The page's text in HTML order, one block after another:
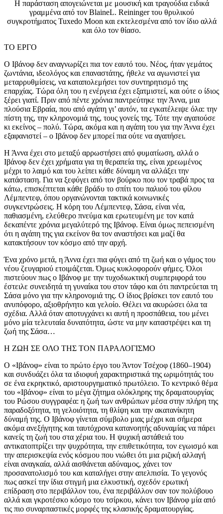
Η παράσταση απογειώνεται με μουσική και τραγούδια ειδικά
γραμμένα από τον BlaineL. Reininger του θρυλικού
συγκροτήματος Tuxedo Moon και εκτελεσμένα από τον ίδιο αλλά
και όλο τον θίασο.
ΤΟ ΕΡΓΟ
Ο Ιβάνοφ δεν αναγνωρίζει πια τον εαυτό του. Νέος, ήταν γεμάτος
ζωντάνια, ιδεολόγος και επαναστάτης, ήθελε να αγωνιστεί για
μεταρρυθμίσεις, να καταπολεμήσει τον συντηρητισμό της
επαρχίας. Τώρα όλη του η ενέργεια έχει εξατμιστεί, και ούτε ο ίδιος
ξέρει γιατί. Πριν από πέντε χρόνια παντρεύτηκε την Άννα, μια
πλούσια Εβραία, που από αγάπη γι’ αυτόν, τα εγκατέλειψε όλα: την
πίστη της, την κληρονομιά της, τους γονείς της. Τότε την αγαπούσε
κι εκείνος – πολύ. Τώρα, ακόμα και η αγάπη του για την Άννα έχει
εξαφανιστεί– ο Ιβάνοφ δεν μπορεί πια ούτε να αγαπήσει.
Η Άννα έχει στο μεταξύ αρρωστήσει από φυματίωση, αλλά ο
Ιβάνοφ δεν έχει χρήματα για τη θεραπεία της, είναι χρεωμένος
μέχρι το λαιμό και του λείπει κάθε δύναμη να αλλάξει την
κατάσταση. Για να ξεφύγει από τον βούρκο που τον τραβά προς τα
κάτω, επισκέπτεται κάθε βράδυ το σπίτι του παλιού του φίλου
Λέμπεντεφ, όπου οργανώνονται τακτικά κοινωνικές
συγκεντρώσεις. Η κόρη του Λέμπεντεφ, Σάσα, είναι νέα,
παθιασμένη, ελεύθερο πνεύμα και ερωτευμένη με τον κατά
δεκαπέντε χρόνια μεγαλύτερό της Ιβάνοφ. Είναι όμως πεπεισμένη
ότι η αγάπη της για εκείνον θα τον αναστήσει και μαζί θα
κατακτήσουν τον κόσμο από την αρχή.
Ένα χρόνο μετά, η Άννα έχει πια φύγει από τη ζωή και ο γάμος του
νέου ζευγαριού ετοιμάζεται. Όμως κυκλοφορούν φήμες. Όλοι
πιστεύουν πως ο Ιβάνοφ με την τυχοδιωκτική συμπεριφορά του
έστειλε συνειδητά τη γυναίκα του στον τάφο και ότι παντρεύεται τη
Σάσα μόνο για την κληρονομιά της. Ο ίδιος βρίσκει τον εαυτό του
ανυπόφορο, αξιοθρήνητο και γελοίο. Θέλει να ακυρώσει όλα τα
σχέδια. Αλλά όταν αποτυγχάνει κι αυτή η προσπάθεια, του μένει
μόνο μία τελευταία δυνατότητα, ώστε να μην καταστρέψει και τη
ζωή της Σάσα…
Η ΖΩΗ ΣΕ ΟΛΟ ΤΗΣ ΤΟΝ ΠΑΡΑΛΟΓΙΣΜΟ
Ο «Ιβάνοφ» είναι το πρώτο έργο του Άντον Τσέχοφ (1860–1904)
και συνδυάζει όλα τα ιδιοφυή χαρακτηριστικά της ωριμότητάς του
σε ένα εκρηκτικό, αριστουργηματικό πρωτόλειο. Το κεντρικό θέμα
του «Ιβάνοφ» είναι το μέγα ζήτημα ολόκληρης της δραματουργίας
του Ρώσου συγγραφέα: η ζωή των ανθρώπων μέσα στην πλήρη της
παραδοξότητα, τη γελοιότητα, τη θλίψη και την ακατανίκητη
δύναμή της. Ο Ιβάνοφ γίνεται σύμβολο μιας μέχρι και σήμερα
ακόμα ανεξήγητης και ταυτόχρονα κατανοητής αδυναμίας να πάρει
κανείς τη ζωή του στα χέρια του. Η ψυχική αστάθειά του
αντικατοπτρίζει την ψυχρότητα, την επιθετικότητα, τον εγωισμό και
την απερισκεψία ενός κόσμου που νιώθει ότι μια ριζική αλλαγή
είναι αναγκαία, αλλά αισθάνεται αδύναμος, χάνει τον
προσανατολισμό του και καταλήγει στην απελπισία. Το γεγονός
πως ασκεί την ίδια στιγμή μια ελκυστική, σχεδόν ερωτική
επίδραση στο περιβάλλον του, ένα περιβάλλον σαν τον πολύβουο
αλλά και γκροτέσκο κόσμο του τσίρκου, κάνει τον Ιβάνοφ μία από
τις πιο συναρπαστικές μορφές της κλασικής δραματουργίας.